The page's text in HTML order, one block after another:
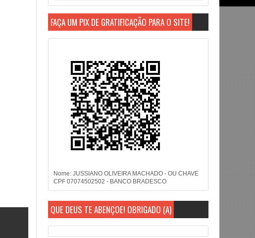
FAÇA UM PIX DE GRATIFICAÇÃO PARA O SITE!
Nome: JUSSIANO OLIVEIRA MACHADO - OU CHAVE
CPF 07074502502 - BANCO BRADESCO
QUE DEUS TE ABENÇOE! OBRIGADO (A)